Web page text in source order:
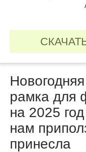
рамка для
на 2025
нам
принесла